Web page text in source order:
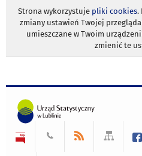
Strona wykorzystuje pliki cookies.
zmiany ustawień Twojej
umieszczane w Twoim
zmienić te